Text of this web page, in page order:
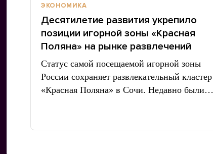
ЭКОНОМИКА
Десятилетие развития укрепило
позиции игорной зоны «Красная
Поляна» на рынке развлечений
Статус самой посещаемой игорной зоны
России сохраняет развлекательный кластер
«Красная Поляна» в Сочи. Недавно были…